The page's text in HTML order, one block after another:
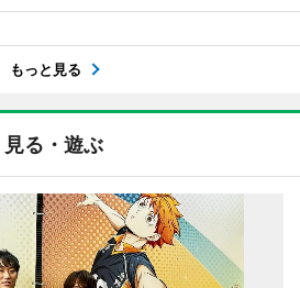
もっと見る
見る・遊ぶ